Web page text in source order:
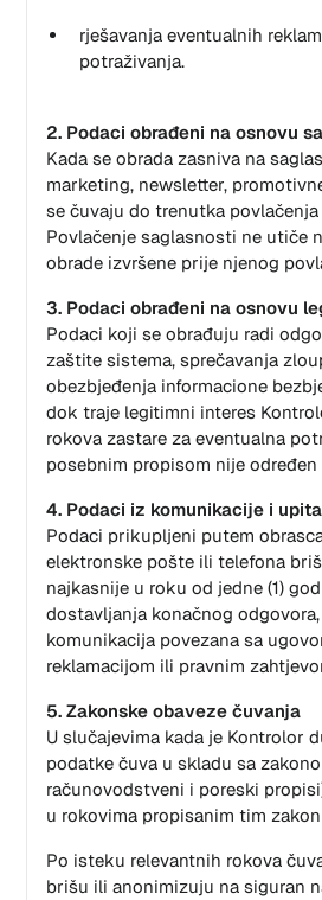
rješavanja eventualnih
potraživanja.
2. Podaci obrađeni na osnovu
Kada se obrada zasniva na
marketing, newsletter,
se čuvaju do trenutka
Povlačenje saglasnosti ne utiče
obrade izvršene prije njenog
3. Podaci obrađeni na osnovu
Podaci koji se obrađuju radi
zaštite sistema, sprečavanja
obezbjeđenja informacione
dok traje legitimni interes
rokova zastare za eventualna
posebnim propisom nije
4. Podaci iz komunikacije i upita
Podaci prikupljeni putem
elektronske pošte ili telefona
najkasnije u roku od jedne (1)
dostavljanja konačnog
komunikacija povezana sa
reklamacijom ili pravnim
5. Zakonske obaveze čuvanja
U slučajevima kada je Kontrolor
podatke čuva u skladu sa
računovodstveni i poreski
u rokovima propisanim tim
Po isteku relevantnih rokova
brišu ili anonimizuju na siguran